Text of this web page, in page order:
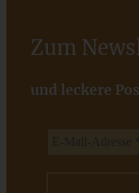
Zum
und leckere